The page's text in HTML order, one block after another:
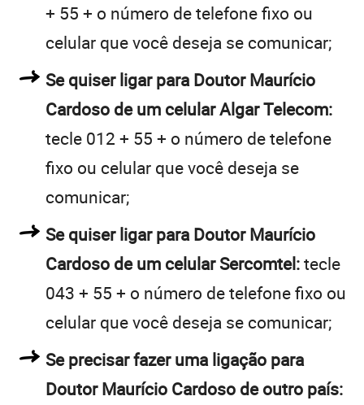
+ 55 + o número de telefone fixo ou
celular que você deseja se comunicar;
Se quiser ligar para Doutor Maurício
Cardoso de um celular Algar Telecom:
tecle 012 + 55 + o número de telefone
fixo ou celular que você deseja se
comunicar;
Se quiser ligar para Doutor Maurício
Cardoso de um celular Sercomtel:tecle
043 + 55 + o número de telefone fixo ou
celular que você deseja se comunicar;
Se precisar fazer uma ligação para
Doutor Maurício Cardoso de outro país: